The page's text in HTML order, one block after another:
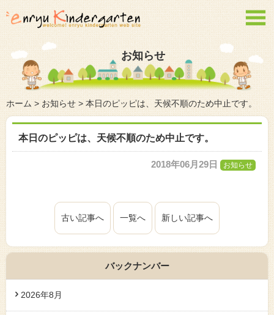

お知らせ
ホーム>お知らせ>本日のピッピは、天候不順のため中止です。
本日のピッピは、天候不順のため中止です。
2018年06月29日 お知らせ
古い記事へ 一覧へ 新しい記事へ
バックナンバー
2026年8月